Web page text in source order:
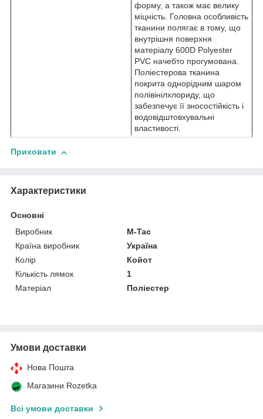
форму, а також має велику
міцність. Головна особливість
тканини полягає в тому, що
внутрішня поверхня
матеріалу 600D Polyester
PVC начебто прогумована.
Поліестерова тканина
покрита однорідним шаром
полівінілхлориду, що
забезпечує її зносостійкість і
водовідштовхувальні
властивості.
Приховати
Характеристики
Основні
Виробник
M-Tac
Країна виробник
Україна
Колір
Койот
Кількість лямок
1
Матеріал
Поліестер
Умови доставки
Нова Пошта
Магазини Rozetka
Всі умови доставки